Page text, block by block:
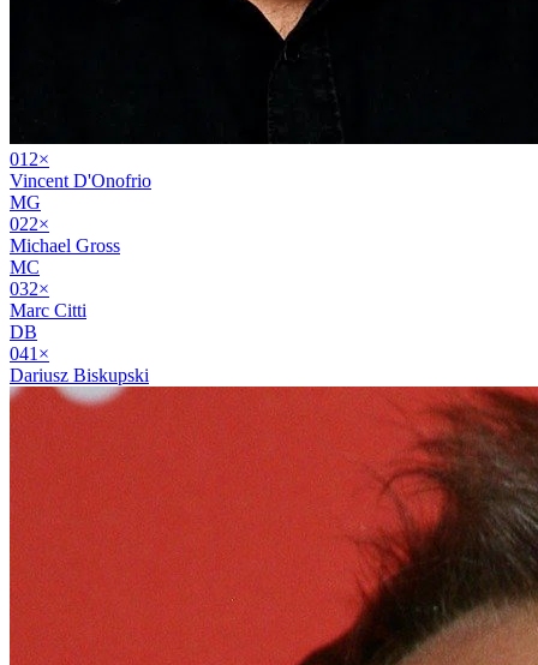
01 2×
Vincent D'Onofrio
MG
022×
Michael Gross
MC
032×
Marc Citti
DB
041 ×
Dariusz Biskupski